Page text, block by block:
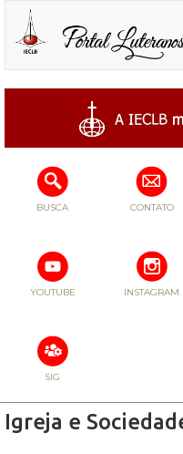
BUSCA CONTATO
YOUTUBE INSTAGRAM
SIG
Igreja e